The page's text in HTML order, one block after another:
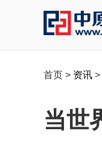
首页 > 资讯 >
当世